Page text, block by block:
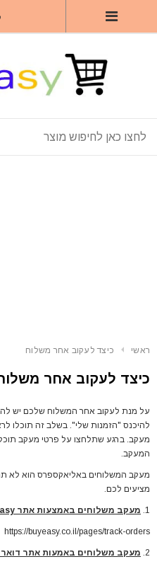
ראשי כיצד לעקוב אחר משלוח
כיצד לעקוב אחר
על מנת לעקוב אחר המשלוח שלכם יש
להיכנס "הזמנות שלי". בשלב זה תוכלו
מעקב. ברגע שתלחצו על פרטי מעקב
המעקב.
מעקב המשלוחים באליאקספרס הוא לא
מציעים לכם.
1. מעקב משלוחים באמצעות אתר BuyEasy
https://buyeasy.co.il/pages/track-orders
2. מעקב משלוחים באמעות אתר